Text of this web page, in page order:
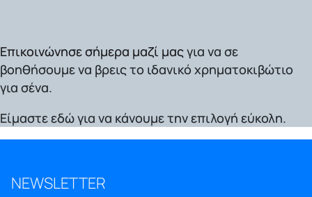
Επικοινώνησε σήμερα μαζί μαςγια να σε
βοηθήσουμε να βρεις το ιδανικό χρηματοκιβώτιο
για σένα.
Είμαστε εδώ για να κάνουμε την επιλογή εύκολη.
NEWSLETTER